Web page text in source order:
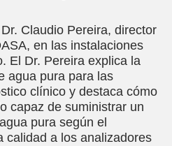
Claudio Pereira, director
en las instalaciones
El Dr. Pereira explica la
agua pura para las
clínico y destaca cómo
capaz de suministrar un
pura según el
calidad a los analizadores